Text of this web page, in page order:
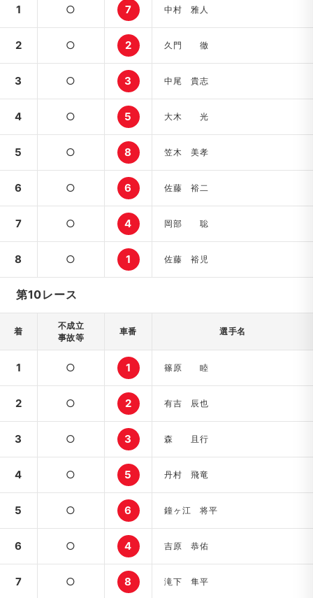
1 ○ 7 中村 雅人
2 ○ 2 久門 徹
3 ○ 3 中尾 貴志
4 ○ 5 大木 光
5 ○ 8 笠木 美孝
6 ○ 6 佐藤 裕二
7 ○ 4 岡部 聡
8 ○ 1 佐藤 裕児
第10レース
着
不成立
事故等
車番 選手名
1 ○ 1 篠原 睦
2 ○ 2 有吉 辰也
3 ○ 3 森 且行
4 ○ 5 丹村 飛竜
5 ○ 6 鐘ヶ江 将平
6 ○ 4 吉原 恭佑
7 ○ 8 滝下 隼平